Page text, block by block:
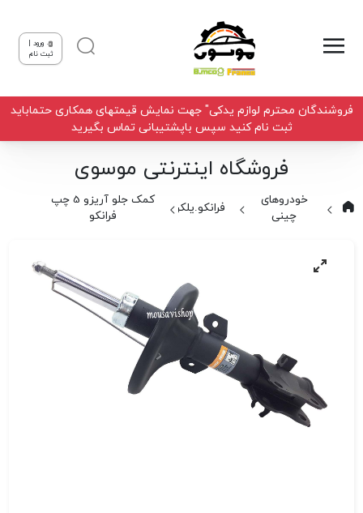
ورود |
ثبت نام
فروشندگان محترم لوازم یدکی" جهت نمایش قیمتهای همکاری حتماباید
ثبت نام کنید سپس باپشتیبانی تماس بگیرید
فروشگاه اینترنتی موسوی
خودروهای
چینی
فرانکو.یلکن
کمک جلو آریزو 5 چپ
فرانکو